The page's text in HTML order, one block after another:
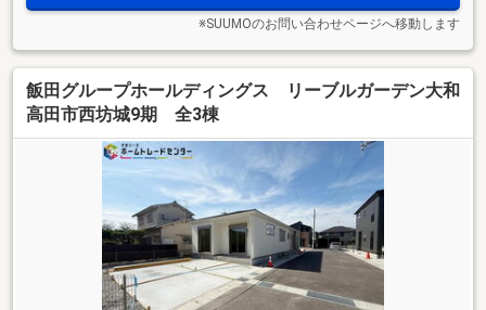
※SUUMOのお問い合わせページへ移動します
飯田グループホールディングス リーブルガーデン大和
高田市西坊城9期 全3棟